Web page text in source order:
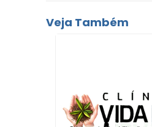
Veja Também